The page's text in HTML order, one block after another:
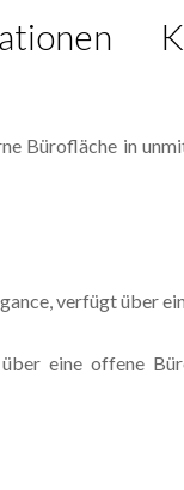
Bürofläche in
verfügt über
eine offene